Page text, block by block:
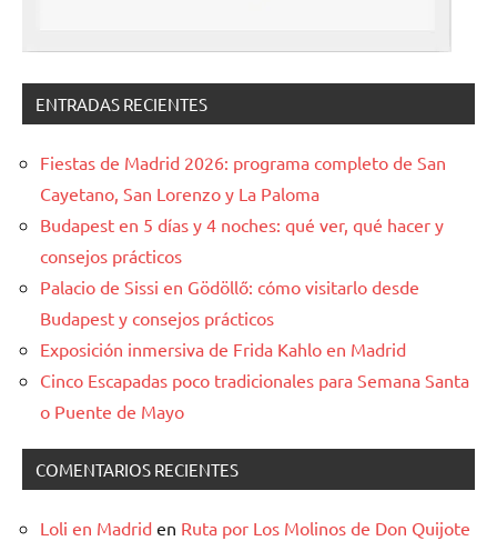
ENTRADAS RECIENTES
Fiestas de Madrid 2026: programa completo de San
Cayetano, San Lorenzo y La Paloma
Budapest en 5 días y 4 noches: qué ver, qué hacer y
consejos prácticos
Palacio de Sissi en Gödöllő: cómo visitarlo desde
Budapest y consejos prácticos
Exposición inmersiva de Frida Kahlo en Madrid
Cinco Escapadas poco tradicionales para Semana Santa
o Puente de Mayo
COMENTARIOS RECIENTES
Loli en Madrid en Ruta por Los Molinos de Don Quijote